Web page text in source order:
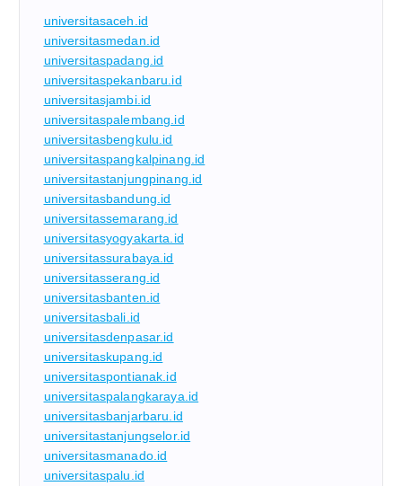
universitasaceh.id
universitasmedan.id
universitaspadang.id
universitaspekanbaru.id
universitasjambi.id
universitaspalembang.id
universitasbengkulu.id
universitaspangkalpinang.id
universitastanjungpinang.id
universitasbandung.id
universitassemarang.id
universitasyogyakarta.id
universitassurabaya.id
universitasserang.id
universitasbanten.id
universitasbali.id
universitasdenpasar.id
universitaskupang.id
universitaspontianak.id
universitaspalangkaraya.id
universitasbanjarbaru.id
universitastanjungselor.id
universitasmanado.id
universitaspalu.id